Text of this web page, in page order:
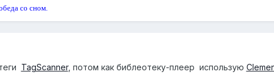
со сном.
TagScanner, потом как библеотеку-плеер использую